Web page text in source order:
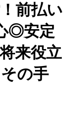
前払い
◎安定
来役立
の手